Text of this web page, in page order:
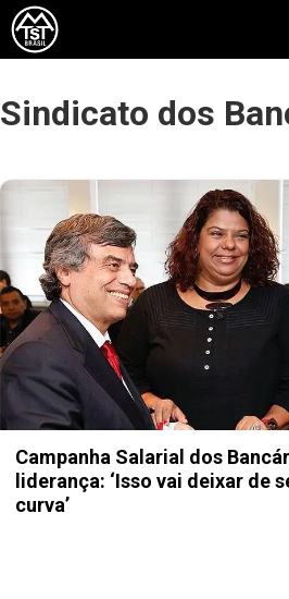
Sindicato dos
Campanha Salarial dos
liderança: ‘Isso vai deixar de
curva’